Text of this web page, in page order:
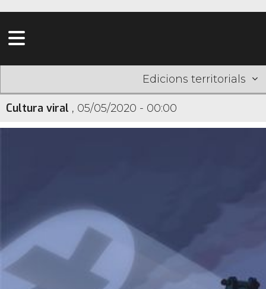
Edicions territorials
Cultura viral , 05/05/2020 - 00:00